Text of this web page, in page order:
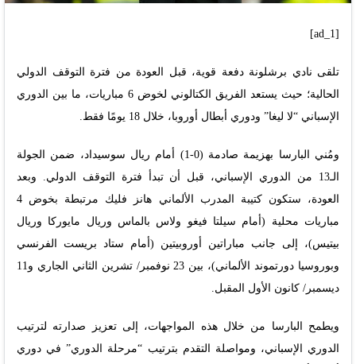
[ad_1]
تلقى نادي برشلونة دفعة قوية، قبل العودة من فترة التوقف الدولي
الحالية؛ حيث يستعد الفريق الكتالوني لخوض 6 مباريات، ما بين الدوري
الإسباني “لا ليغا” ودوري أبطال أوروبا، خلال 18 يومًا فقط.
ومُني البارسا بهزيمة صادمة (0-1) أمام ريال سوسيداد، ضمن الجولة
الـ13 من الدوري الإسباني، قبل أن تبدأ فترة التوقف الدولي. وبعد
العودة، ستكون كتيبة المدرب الألماني هانز فليك مرتبطة بخوض 4
مباريات محلية (أمام سيلتا فيغو ولاس بالماس وريال مايوركا وريال
بيتيس)، إلى جانب مباراتين أوروبيتين (أمام ستاد بريست الفرنسي
وبوروسيا دورتموند الألماني)، بين 23 نوفمبر/ تشرين الثاني الجاري و11
ديسمبر/ كانون الأول المقبل.
ويطمح البارسا من خلال هذه المواجهات، إلى تعزيز صدارته لترتيب
الدوري الإسباني، ومواصلة التقدم بترتيب “مرحلة الدوري” في دوري